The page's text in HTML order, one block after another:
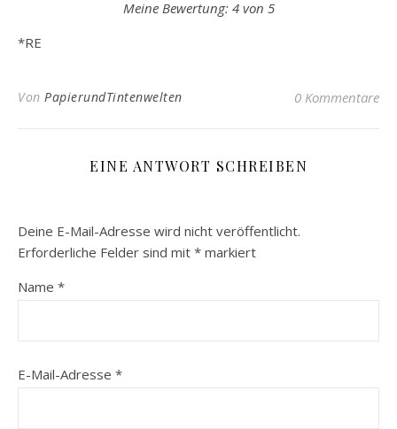
Meine Bewertung: 4 von 5
*RE
Von PapierundTintenwelten 0 Kommentare
EINE ANTWORT SCHREIBEN
Deine E-Mail-Adresse wird nicht veröffentlicht.
Erforderliche Felder sind mit * markiert
Name *
E-Mail-Adresse *